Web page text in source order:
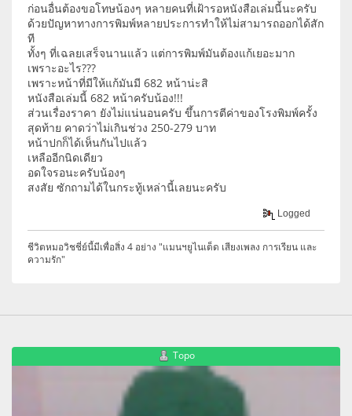
ก่อนอื่นต้องขอโทษน้องๆ หลายคนที่เฝ้ารอหนังสือเล่มนี้นะครับ
ด้วยปัญหาทางการพิมพ์หลายประการทำให้ไม่สามารถออกได้สัก
ที
ทั้งๆ ที่เฉลยเสร็จนานแล้ว แต่การพิมพ์มันต้องแก้เยอะมาก
เพราะอะไร???
เพราะหน้าที่มีให้แก้มันมี 682 หน้าน่ะสิ
หนังสือเล่มนี้ 682 หน้าครับน้อง!!!
ส่วนเรื่องราคา ยังไม่แน่นอนครับ ขึ้นการตีค่าของโรงพิมพ์ครั้ง
สุดท้าย คาดว่าไม่เกินช่วง 250-279 บาท
หน้าปกก็ได้เห็นกันไปแล้ว
เหลืออีกนิดเดียว
อดใจรอนะครับน้องๆ
สงสัย ซักถามได้ในกระทู้เหล่านี้เลยนะครับ
Logged
ชีวิตหมอวิชชี่ย์นี้มีเพื่อสิ่ง 4 อย่าง "แมนฯยูไนเต็ด เสียงเพลง การเรียน และ
ความรัก"
Topo